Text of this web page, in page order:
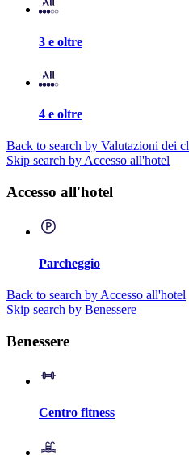
3 e oltre
4 e oltre
Back to search by Valutazioni dei
Skip search by Accesso all'hotel
Accesso all'hotel
Parcheggio
Back to search by Accesso all'hotel
Skip search by Benessere
Benessere
Centro fitness